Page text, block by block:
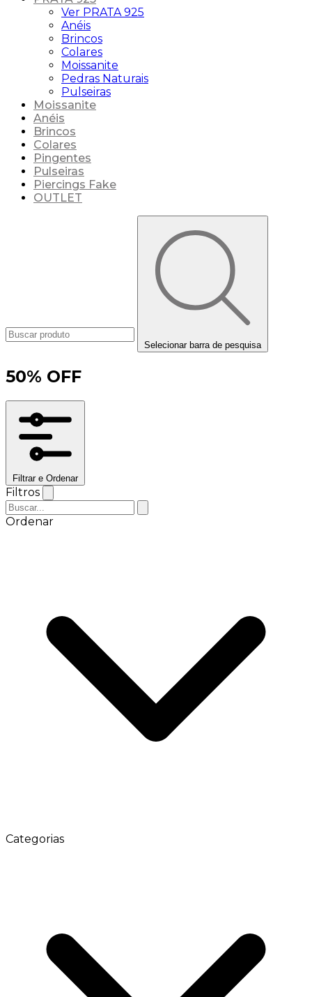
Ver PRATA 925
Anéis
Brincos
Colares
Moissanite
Pedras Naturais
Pulseiras
Moissanite
Anéis
Brincos
Colares
Pingentes
Pulseiras
Piercings Fake
OUTLET
Selecionar barra de pesquisa
50% OFF
Filtrar e Ordenar
Filtros
Ordenar
Categorias